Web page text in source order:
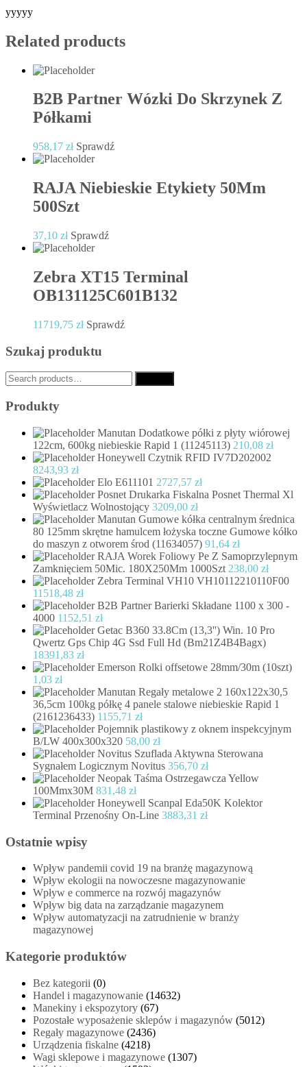
yyyyy
Related products
B2B Partner Wózki Do Skrzynek Z
Półkami
958,17 zł Sprawdź
RAJA Niebieskie Etykiety 50Mm
500Szt
37,10 zł Sprawdź
Zebra XT15 Terminal
OB131125C601B132
11719,75 zł Sprawdź
Szukaj produktu
Search
for:
Produkty
Manutan Dodatkowe półki z płyty wiórowej
122cm, 600kg niebieskie Rapid 1 (11245113) 210,08 zł
Honeywell Czytnik RFID IV7D202002
8243,93 zł
Elo E611101 2727,57 zł
Posnet Drukarka Fiskalna Posnet Thermal Xl
Wyświetlacz Wolnostojący 3209,00 zł
Manutan Gumowe kółka centralnym średnica
80 125mm skrętne hamulcem łożyska toczne Gumowe kółko
do maszyn z otworem środ (11634057) 91,64 zł
RAJA Worek Foliowy Pe Z Samoprzylepnym
Zamknięciem 50Mic. 180X250Mm 1000Szt 238,00 zł
Zebra Terminal VH10 VH10112210110F00
11518,48 zł
B2B Partner Barierki Składane 1100 x 300 -
4000 1152,51 zł
Getac B360 33.8Cm (13,3'') Win. 10 Pro
Qwertz Gps Chip 4G Ssd Full Hd (Bm21Z4B4Bagx)
18391,83 zł
Emerson Rolki offsetowe 28mm/30m (10szt)
1,03 zł
Manutan Regały metalowe 2 160x122x30,5
36,5cm 100kg półkę 4 panele stalowe niebieskie Rapid 1
(2161236433) 1155,71 zł
Pojemnik plastikowy z oknem inspekcyjnym
B/LW 400x300x320 58,00 zł
Novitus Szuflada Aktywna Sterowana
Sygnałem Logicznym Novitus 356,70 zł
Neopak Taśma Ostrzegawcza Yellow
100Mmx30M 831,48 zł
Honeywell Scanpal Eda50K Kolektor
Terminal Przenośny On-Line 3883,31 zł
Ostatnie wpisy
Wpływ pandemii covid 19 na branżę magazynową
Wpływ ekologii na nowoczesne magazynowanie
Wpływ e commerce na rozwój magazynów
Wpływ big data na zarządzanie magazynem
Wpływ automatyzacji na zatrudnienie w branży
magazynowej
Kategorie produktów
Bez kategorii (0)
Handel i magazynowanie (14632)
Manekiny i ekspozytory (67)
Pozostałe wyposażenie sklepów i magazynów (5012)
Regały magazynowe (2436)
Urządzenia fiskalne (4218)
Wagi sklepowe i magazynowe (1307)